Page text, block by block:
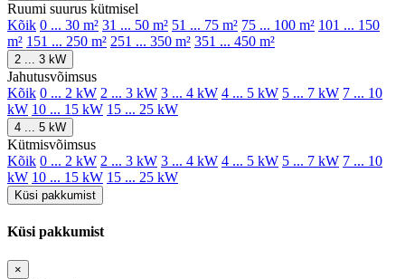
Ruumi suurus kütmisel
Kõik 0 ... 30 m² 31 ... 50 m² 51 ... 75 m² 75 ... 100 m² 101 ... 150
m² 151 ... 250 m² 251 ... 350 m² 351 ... 450 m²
2 ... 3 kW
Jahutusvõimsus
Kõik 0 ... 2 kW 2 ... 3 kW 3 ... 4 kW 4 ... 5 kW 5 ... 7 kW 7 ... 10
kW 10 ... 15 kW 15 ... 25 kW
4 ... 5 kW
Kütmisvõimsus
Kõik 0 ... 2 kW 2 ... 3 kW 3 ... 4 kW 4 ... 5 kW 5 ... 7 kW 7 ... 10
kW 10 ... 15 kW 15 ... 25 kW
Küsi pakkumist
Küsi pakkumist
×